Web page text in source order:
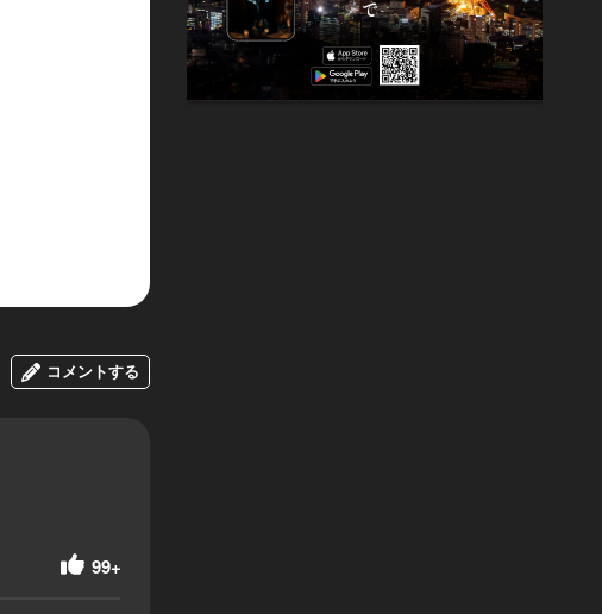
コメントする
99+